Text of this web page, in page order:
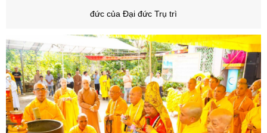
đức của Đại đức Trụ trì